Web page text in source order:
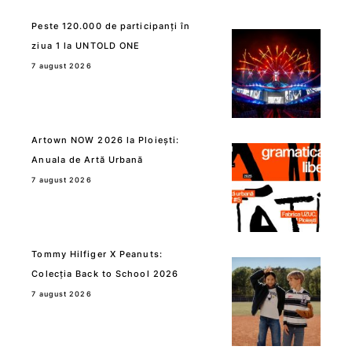
Peste 120.000 de participanți în
ziua 1 la UNTOLD ONE
7 august 2026
Artown NOW 2026 la Ploiești:
Anuala de Artă Urbană
7 august 2026
Tommy Hilfiger X Peanuts:
Colecția Back to School 2026
7 august 2026